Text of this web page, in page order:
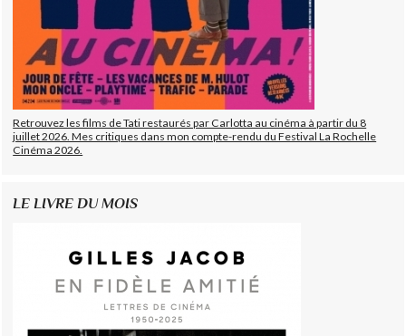
Retrouvez les films de Tati restaurés par Carlotta au cinéma à partir du 8
juillet 2026. Mes critiques dans mon compte-rendu du Festival La Rochelle
Cinéma 2026.
LE LIVRE DU MOIS